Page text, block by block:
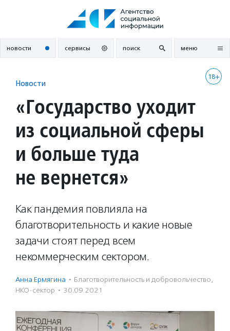
новости сервисы поиск меню
18+
Новости
«Государство уходит
из социальной сферы
и больше туда
не вернется»
Как пандемия повлияла на
благотворительность и какие новые
задачи стоят перед всем
некоммерческим сектором.
Анна Ермягина · Благотвори­тель­ность и доброволь­чест­во,
НКО-сектор · 30.09.2021